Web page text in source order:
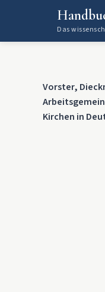
Das
Vorster,
Kirchen in